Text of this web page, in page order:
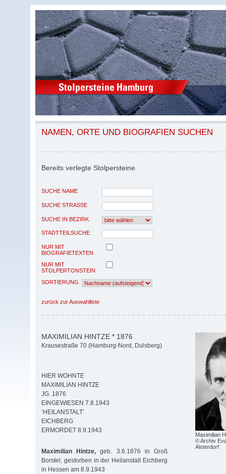
NAMEN, ORTE UND BIOGRAFIEN SUCHEN
Bereits verlegte Stolpersteine
SUCHE NAME
SUCHE STRASSE
SUCHE IN BEZIRK
STADTTEILSUCHE
NUR MIT
BIOGRAFIETEXTEN
NUR MIT
STOLPERTONSTEIN
SORTIERUNG
zurück zur Auswahlliste
Maximilian
© Archiv
Alsterdorf
MAXIMILIAN HINTZE * 1876
Krausestraße 70 (Hamburg-Nord, Dulsberg)
HIER WOHNTE
MAXIMILIAN HINTZE
JG. 1876
EINGEWIESEN 7.8.1943
’HEILANSTALT’
EICHBERG
ERMORDET 8.9.1943
Maximilian Hintze, geb. 3.6.1876 in Groß
Borstel, gestorben in der Heilanstalt Eichberg
in Hessen am 8.9.1943